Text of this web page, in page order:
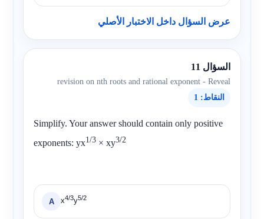
عرض السؤال داخل الاختبار الأصلي
السؤال 11
revision on nth roots and rational exponent - Reveal
النقاط: 1
Simplify. Your answer should contain only positive
exponents:yx1/3 × xy3/2
A x4/3y5/2